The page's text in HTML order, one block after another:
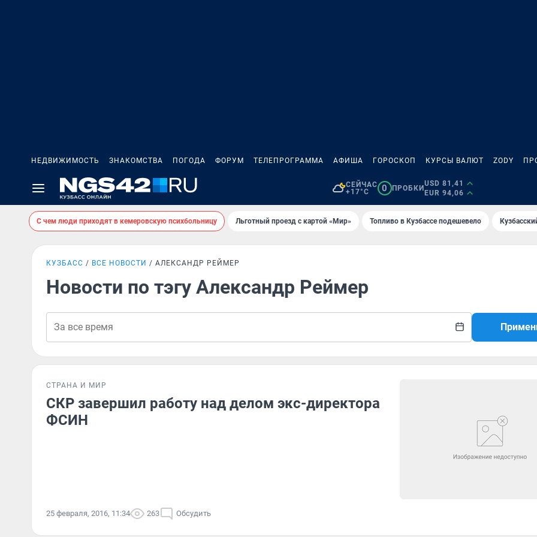
НЕДВИЖИМОСТЬ ЗНАКОМСТВА ПОГОДА ФОРУМ ТЕЛЕПРОГРАММА АФИША ГОРОСКОП КУРСЫ ВАЛЮТ ZODY
СЕЙЧАС
+17°C
0 ПРОБКИ
USD 81,41
EUR 94,06
С чем люди приходят в кемеровскую психбольницу Льготный проезд с картой «Мир» Топливо в Кузбассе подешевело
КУЗБАСС ВСЕ НОВОСТИ АЛЕКСАНДР РЕЙМЕР
Новости по тэгу Александр Реймер
СТРАНА И МИР
СКР завершил работу над делом экс-директора
ФСИН
25 февраля, 2016, 11:34 263 Обсудить